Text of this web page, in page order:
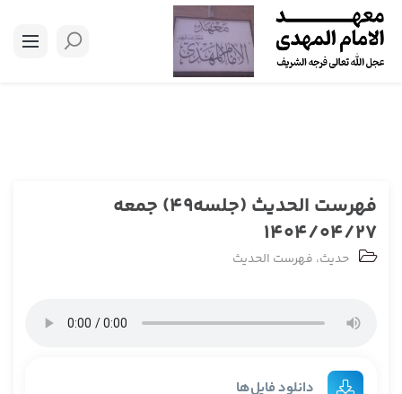
فهرست الحدیث (جلسه49) جمعه
1404/04/27
حدیث، فهرست الحدیث
دانلود فایل‌ها